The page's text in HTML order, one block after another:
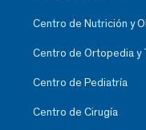
Centro de Nutrición y
Centro de Ortopedia y
Centro de Pediatría
Centro de Cirugía